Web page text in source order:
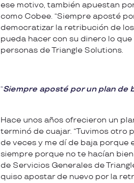
ese motivo, también apuestan
como Cobee. “Siempre aposté
democratizar la retribución de
pueda hacer con su dinero lo
personas de Triangle Solutions.
Siempre aposté por un plan de
Hace unos años ofrecieron un
terminó de cuajar. “Tuvimos otro
de veces y me dí de baja
siempre porque no te hacían
de Servicios Generales de
quiso apostar de nuevo por la